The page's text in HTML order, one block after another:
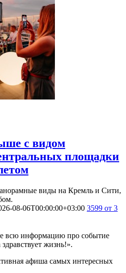
с видом
площадки
виды на Кремль и Сити,
08-06T00:00:00+03:00 3599 от 3
всю информацию про событие
жизнь!».
афиша самых интересных